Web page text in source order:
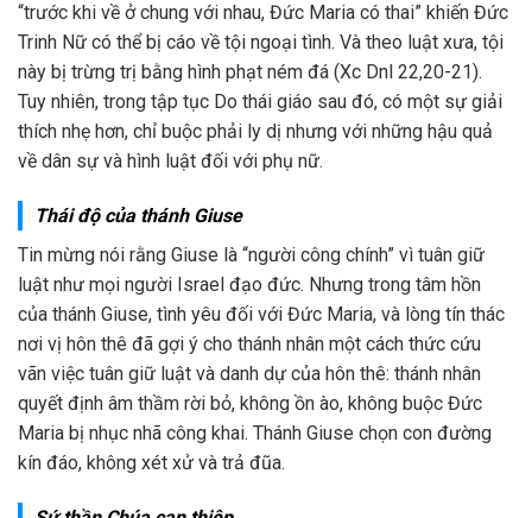
“trước khi về ở chung với nhau, Đức Maria có thai” khiến Đức
Trinh Nữ có thể bị cáo về tội ngoại tình. Và theo luật xưa, tội
này bị trừng trị bằng hình phạt ném đá (Xc Dnl 22,20-21).
Tuy nhiên, trong tập tục Do thái giáo sau đó, có một sự giải
thích nhẹ hơn, chỉ buộc phải ly dị nhưng với những hậu quả
về dân sự và hình luật đối với phụ nữ.
Thái độ của thánh Giuse
Tin mừng nói rằng Giuse là “người công chính” vì tuân giữ
luật như mọi người Israel đạo đức. Nhưng trong tâm hồn
của thánh Giuse, tình yêu đối với Đức Maria, và lòng tín thác
nơi vị hôn thê đã gợi ý cho thánh nhân một cách thức cứu
vãn việc tuân giữ luật và danh dự của hôn thê: thánh nhân
quyết định âm thầm rời bỏ, không ồn ào, không buộc Đức
Maria bị nhục nhã công khai. Thánh Giuse chọn con đường
kín đáo, không xét xử và trả đũa.